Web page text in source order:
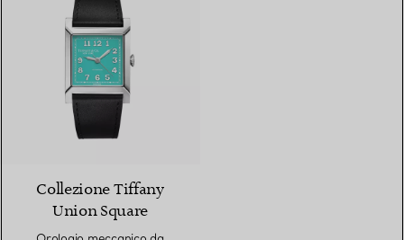
Collezione Tiffany
Union Square